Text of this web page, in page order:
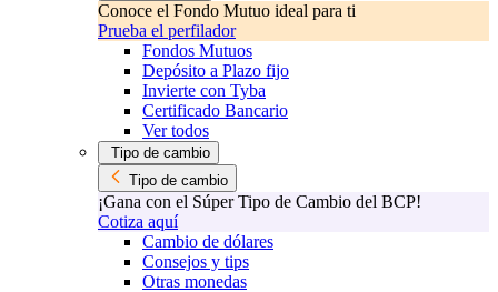
Conoce el Fondo Mutuo ideal para ti
Prueba el perfilador
Fondos Mutuos
Depósito a Plazo fijo
Invierte con Tyba
Certificado Bancario
Ver todos
Tipo de cambio
Tipo de cambio
¡Gana con el Súper Tipo de Cambio del BCP!
Cotiza aquí
Cambio de dólares
Consejos y tips
Otras monedas